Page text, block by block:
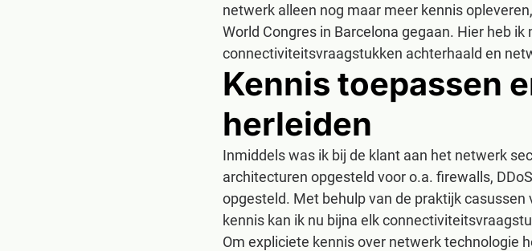
netwerk alleen nog maar meer kennis
World Congres in Barcelona gegaan. Hier heb
connectiviteitsvraagstukken achterhaald en
Kennis toepassen
herleiden
Inmiddels was ik bij de klant aan het netwerk
architecturen opgesteld voor o.a. firewalls,
opgesteld. Met behulp van de praktijk
kennis kan ik nu bijna elk
Om expliciete kennis over netwerk technologie